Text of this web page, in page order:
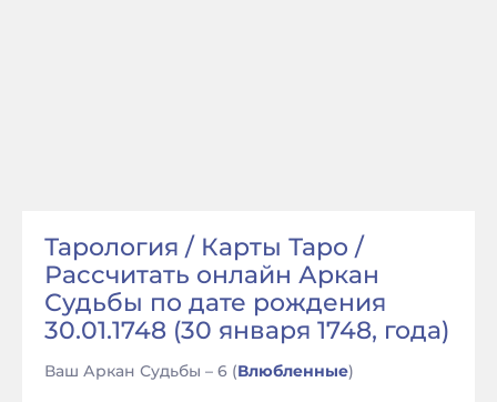
Тарология / Карты Таро /
Рассчитать онлайн Аркан
Судьбы по дате рождения
30.01.1748 (30 января 1748, года)
Ваш Аркан Судьбы – 6 (Влюбленные)